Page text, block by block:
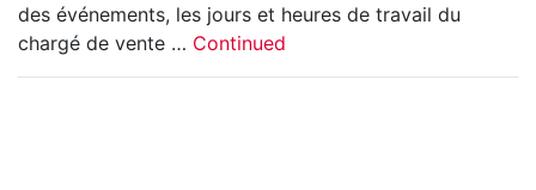
des événements, les jours et heures de travail du
chargé de vente … Continued